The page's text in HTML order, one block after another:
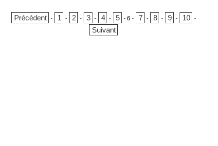
Précédent - 1 - 2 - 3 - 4 - 5 -6 - 7 - 8 - 9 - 10 -
Suivant